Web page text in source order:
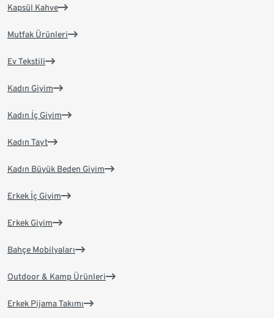
Kapsül Kahve
Mutfak Ürünleri
Ev Tekstili
Kadın Giyim
Kadın İç Giyim
Kadın Tayt
Kadın Büyük Beden Giyim
Erkek İç Giyim
Erkek Giyim
Bahçe Mobilyaları
Outdoor & Kamp Ürünleri
Erkek Pijama Takımı